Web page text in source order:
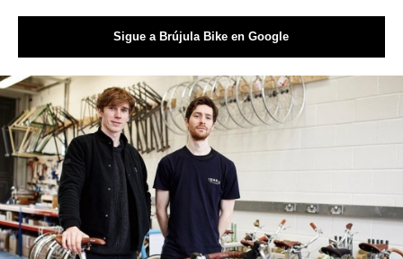
Sigue a Brújula Bike en Google